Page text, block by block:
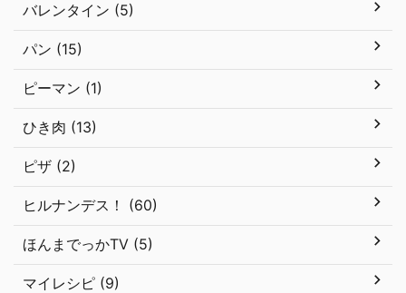
バレンタイン (5)
パン (15)
ピーマン (1)
ひき肉 (13)
ピザ (2)
ヒルナンデス！ (60)
ほんまでっかTV (5)
マイレシピ (9)